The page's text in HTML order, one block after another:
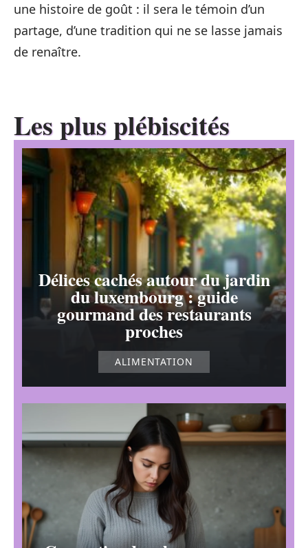
une histoire de goût : il sera le témoin d’un
partage, d’une tradition qui ne se lasse jamais
de renaître.
Les plus plébiscités
Délices cachés autour du jardin
du luxembourg : guide
gourmand des restaurants
proches
ALIMENTATION